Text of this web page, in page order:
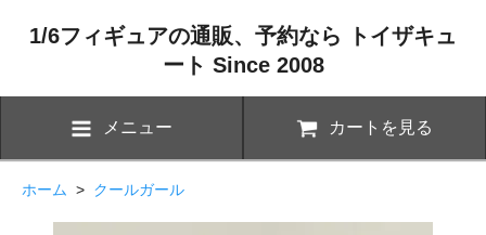
1/6フィギュアの通販、予約なら トイザキュ
ート Since 2008
メニュー カートを見る
ホーム > クールガール